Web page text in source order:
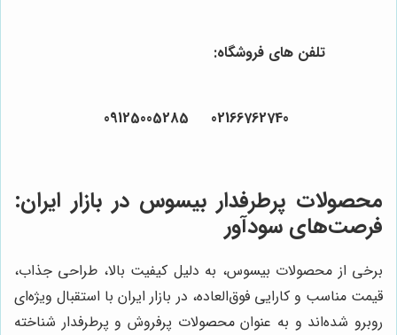
تلفن های فروشگاه:
محصولات پرطرفدار بیسوس در بازار ایران:
فرصت‌های سودآور
برخی از محصولات بیسوس، به دلیل کیفیت بالا، طراحی جذاب،
قیمت مناسب و کارایی فوق‌العاده، در بازار ایران با استقبال ویژه‌ای
روبرو شده‌اند و به عنوان محصولات پرفروش و پرطرفدار شناخته